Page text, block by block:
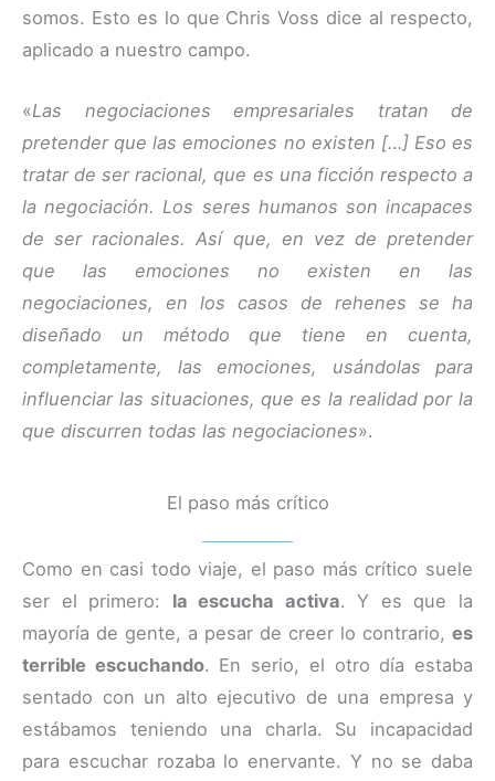
somos. Esto es lo que Chris Voss dice al respecto,
aplicado a nuestro campo.
«Las negociaciones empresariales tratan de
pretender que las emociones no existen […] Eso es
tratar de ser racional, que es una ficción respecto a
la negociación. Los seres humanos son incapaces
de ser racionales. Así que, en vez de pretender
que las emociones no existen en las
negociaciones, en los casos de rehenes se ha
diseñado un método que tiene en cuenta,
completamente, las emociones, usándolas para
influenciar las situaciones, que es la realidad por la
que discurren todas las negociaciones».
El paso más crítico
Como en casi todo viaje, el paso más crítico suele
ser el primero: la escucha activa. Y es que la
mayoría de gente, a pesar de creer lo contrario, es
terrible escuchando. En serio, el otro día estaba
sentado con un alto ejecutivo de una empresa y
estábamos teniendo una charla. Su incapacidad
para escuchar rozaba lo enervante. Y no se daba